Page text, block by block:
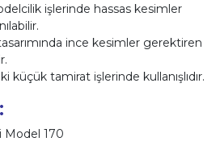
işlerinde hassas kesimler
tasarımında ince kesimler gerektiren
küçük tamirat işlerinde kullanışlıdır.
Model 170